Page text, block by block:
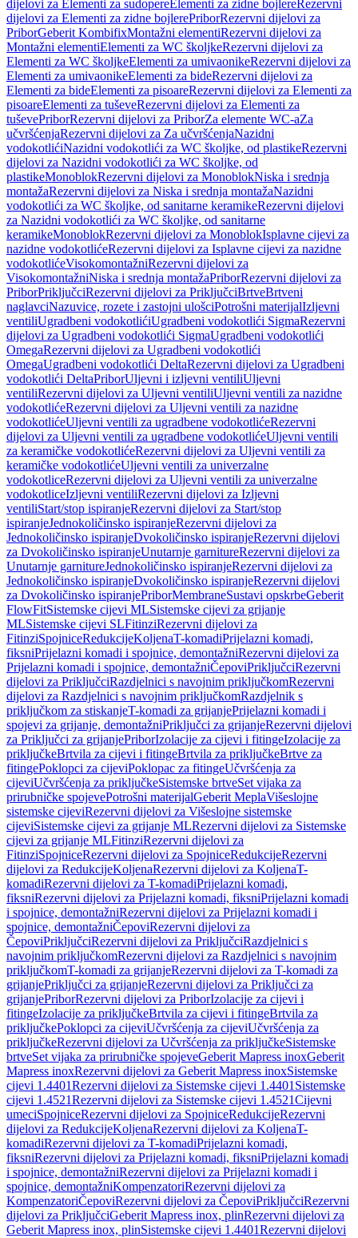
dijelovi za Elementi za sudopereElementi za zidne bojlereRezervni
dijelovi za Elementi za zidne bojlerePriborRezervni dijelovi za
PriborGeberit KombifixMontažni elementiRezervni dijelovi za
Montažni elementiElementi za WC školjkeRezervni dijelovi za
Elementi za WC školjkeElementi za umivaonikeRezervni dijelovi za
Elementi za umivaonikeElementi za bideRezervni dijelovi za
Elementi za bideElementi za pisoareRezervni dijelovi za Elementi za
pisoareElementi za tuševeRezervni dijelovi za Elementi za
tuševePriborRezervni dijelovi za PriborZa elemente WC-aZa
učvršćenjaRezervni dijelovi za Za učvršćenjaNazidni
vodokotlićiNazidni vodokotlići za WC školjke, od plastikeRezervni
dijelovi za Nazidni vodokotlići za WC školjke, od
plastikeMonoblokRezervni dijelovi za MonoblokNiska i srednja
montažaRezervni dijelovi za Niska i srednja montažaNazidni
vodokotlići za WC školjke, od sanitarne keramikeRezervni dijelovi
za Nazidni vodokotlići za WC školjke, od sanitarne
keramikeMonoblokRezervni dijelovi za MonoblokIsplavne cijevi za
nazidne vodokotlićeRezervni dijelovi za Isplavne cijevi za nazidne
vodokotlićeVisokomontažniRezervni dijelovi za
VisokomontažniNiska i srednja montažaPriborRezervni dijelovi za
PriborPriključciRezervni dijelovi za PriključciBrtveBrtveni
naglavciNazuvice, rozete i zastojni ulošciPotrošni materijalIzljevni
ventiliUgradbeni vodokotlićiUgradbeni vodokotlići SigmaRezervni
dijelovi za Ugradbeni vodokotlići SigmaUgradbeni vodokotlići
OmegaRezervni dijelovi za Ugradbeni vodokotlići
OmegaUgradbeni vodokotlići DeltaRezervni dijelovi za Ugradbeni
vodokotlići DeltaPriborUljevni i izljevni ventiliUljevni
ventiliRezervni dijelovi za Uljevni ventiliUljevni ventili za nazidne
vodokotlićeRezervni dijelovi za Uljevni ventili za nazidne
vodokotlićeUljevni ventili za ugradbene vodokotlićeRezervni
dijelovi za Uljevni ventili za ugradbene vodokotlićeUljevni ventili
za keramičke vodokotlićeRezervni dijelovi za Uljevni ventili za
keramičke vodokotlićeUljevni ventili za univerzalne
vodokotliceRezervni dijelovi za Uljevni ventili za univerzalne
vodokotliceIzljevni ventiliRezervni dijelovi za Izljevni
ventiliStart/stop ispiranjeRezervni dijelovi za Start/stop
ispiranjeJednokoličinsko ispiranjeRezervni dijelovi za
Jednokoličinsko ispiranjeDvokoličinsko ispiranjeRezervni dijelovi
za Dvokoličinsko ispiranjeUnutarnje garnitureRezervni dijelovi za
Unutarnje garnitureJednokoličinsko ispiranjeRezervni dijelovi za
Jednokoličinsko ispiranjeDvokoličinsko ispiranjeRezervni dijelovi
za Dvokoličinsko ispiranjePriborMembraneSustavi opskrbeGeberit
FlowFitSistemske cijevi MLSistemske cijevi za grijanje
MLSistemske cijevi SLFitinziRezervni dijelovi za
FitinziSpojniceRedukcijeKoljenaT-komadiPrijelazni komadi,
fiksniPrijelazni komadi i spojnice, demontažniRezervni dijelovi za
Prijelazni komadi i spojnice, demontažniČepoviPriključciRezervni
dijelovi za PriključciRazdjelnici s navojnim priključkomRezervni
dijelovi za Razdjelnici s navojnim priključkomRazdjelnik s
priključkom za stiskanjeT-komadi za grijanjePrijelazni komadi i
spojevi za grijanje, demontažniPriključci za grijanjeRezervni dijelovi
za Priključci za grijanjePriborIzolacije za cijevi i fitingeIzolacije za
priključkeBrtvila za cijevi i fitingeBrtvila za priključkeBrtve za
fitingePoklopci za cijeviPoklopac za fitingeUčvršćenja za
cijeviUčvršćenja za priključkeSistemske brtveSet vijaka za
prirubničke spojevePotrošni materijalGeberit MeplaVišeslojne
sistemske cijeviRezervni dijelovi za Višeslojne sistemske
cijeviSistemske cijevi za grijanje MLRezervni dijelovi za Sistemske
cijevi za grijanje MLFitinziRezervni dijelovi za
FitinziSpojniceRezervni dijelovi za SpojniceRedukcijeRezervni
dijelovi za RedukcijeKoljenaRezervni dijelovi za KoljenaT-
komadiRezervni dijelovi za T-komadiPrijelazni komadi,
fiksniRezervni dijelovi za Prijelazni komadi, fiksniPrijelazni komadi
i spojnice, demontažniRezervni dijelovi za Prijelazni komadi i
spojnice, demontažniČepoviRezervni dijelovi za
ČepoviPriključciRezervni dijelovi za PriključciRazdjelnici s
navojnim priključkomRezervni dijelovi za Razdjelnici s navojnim
priključkomT-komadi za grijanjeRezervni dijelovi za T-komadi za
grijanjePriključci za grijanjeRezervni dijelovi za Priključci za
grijanjePriborRezervni dijelovi za PriborIzolacije za cijevi i
fitingeIzolacije za priključkeBrtvila za cijevi i fitingeBrtvila za
priključkePoklopci za cijeviUčvršćenja za cijeviUčvršćenja za
priključkeRezervni dijelovi za Učvršćenja za priključkeSistemske
brtveSet vijaka za prirubničke spojeveGeberit Mapress inoxGeberit
Mapress inoxRezervni dijelovi za Geberit Mapress inoxSistemske
cijevi 1.4401Rezervni dijelovi za Sistemske cijevi 1.4401 Sistemske
cijevi 1.4521Rezervni dijelovi za Sistemske cijevi 1.4521Cijevni
umeciSpojniceRezervni dijelovi za SpojniceRedukcijeRezervni
dijelovi za RedukcijeKoljenaRezervni dijelovi za KoljenaT-
komadiRezervni dijelovi za T-komadiPrijelazni komadi,
fiksniRezervni dijelovi za Prijelazni komadi, fiksniPrijelazni komadi
i spojnice, demontažniRezervni dijelovi za Prijelazni komadi i
spojnice, demontažniKompenzatoriRezervni dijelovi za
KompenzatoriČepoviRezervni dijelovi za ČepoviPriključciRezervni
dijelovi za PriključciGeberit Mapress inox, plinRezervni dijelovi za
Geberit Mapress inox, plinSistemske cijevi 1.4401Rezervni dijelovi